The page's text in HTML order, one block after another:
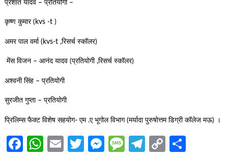
प्रशांत यादव – प्रतियोगी –
कृष्ण कुमार (kvs -t )
अमर पाल वर्मा (kvs-t ,रिसर्च स्कॉलर)
मेंस विजन – आनंद यादव (प्रतियोगी ,रिसर्च स्कॉलर)
अश्वनी सिंह – प्रतियोगी
सुरजीत गुप्ता – प्रतियोगी
प्रिलिम्स फैक्ट विशेष सहयोग- एम .ए भूगोल विभाग (मर्यादा पुरुषोत्तम डिग्री कॉलेज मऊ) ।
Facebook
WhatsApp
EmailTwitter
Messenger
Message
Telegram
Copy